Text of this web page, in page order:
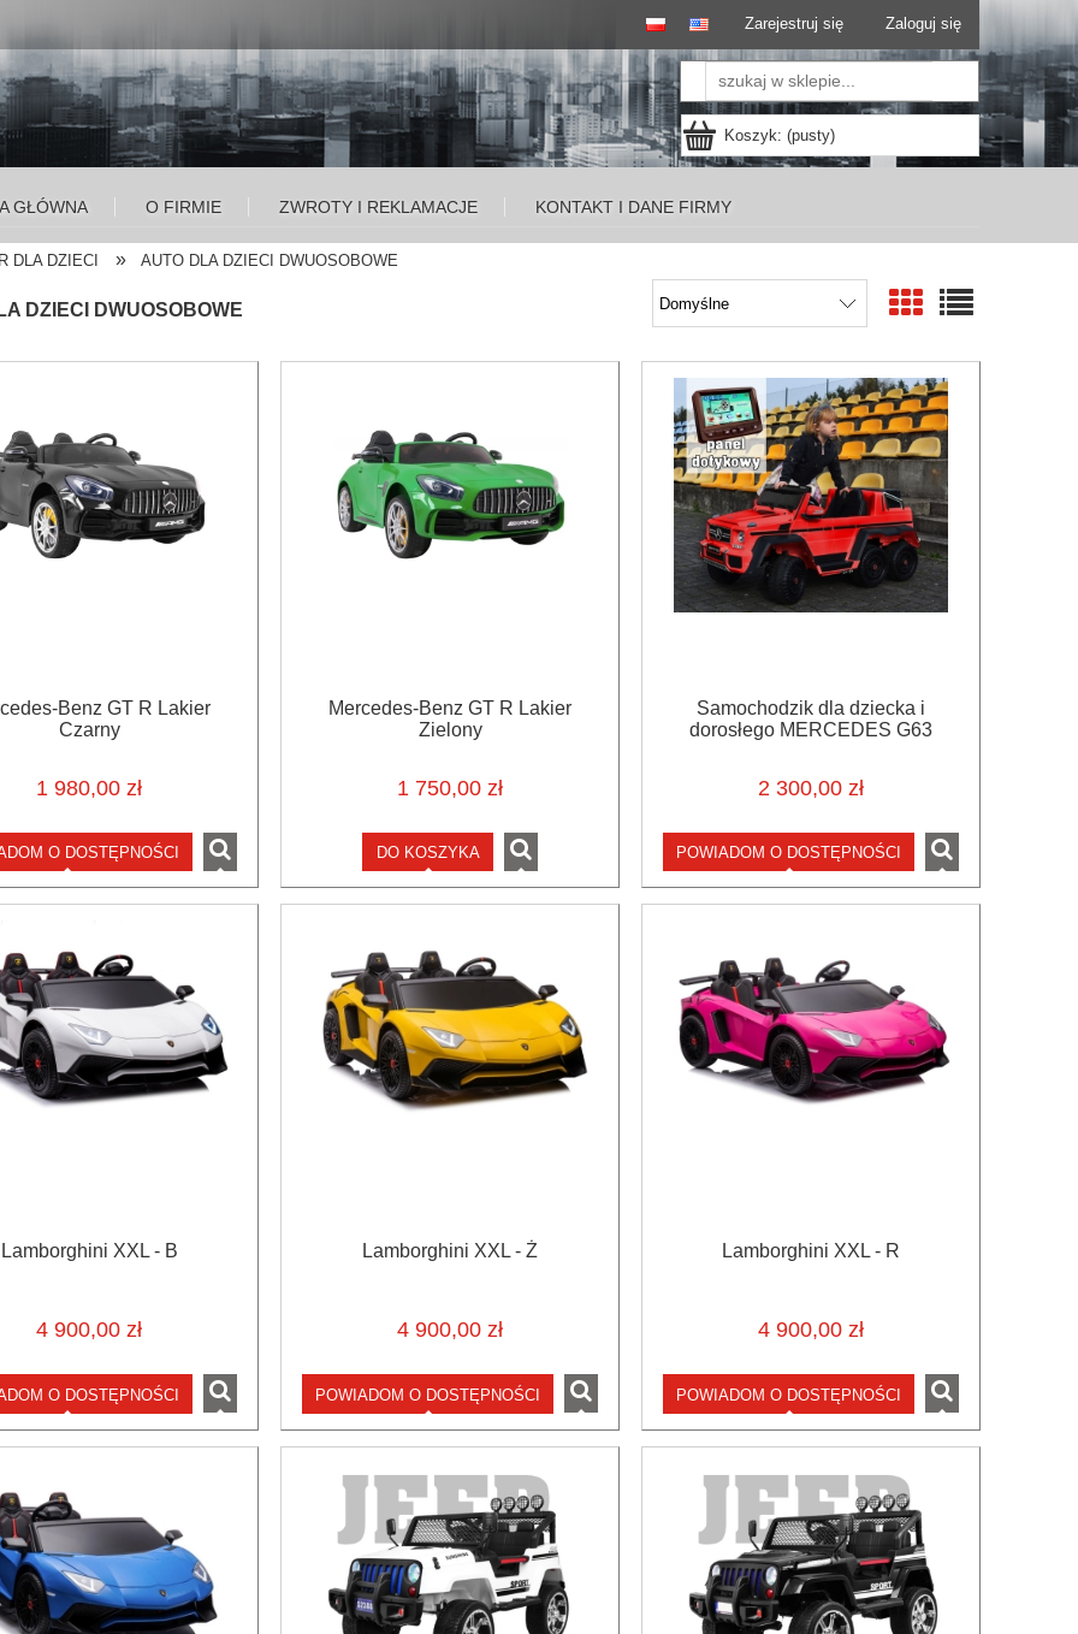
Zarejestruj się Zaloguj się
Koszyk: (pusty)
GŁÓWNA O FIRMIE ZWROTY I REKLAMACJE KONTAKT I DANE FIRMY
DLA DZIECI » AUTO DLA DZIECI DWUOSOBOWE
DZIECI DWUOSOBOWE
Benz GT R Lakier
Czarny
1 980,00 zł
O DOSTĘPNOŚCI
Mercedes-Benz GT R Lakier
Zielony
1 750,00 zł
DO KOSZYKA
Samochodzik dla dziecka i
dorosłego MERCEDES G63
2 300,00 zł
POWIADOM O DOSTĘPNOŚCI
Lamborghini XXL - B
4 900,00 zł
O DOSTĘPNOŚCI
Lamborghini XXL - Ż
4 900,00 zł
POWIADOM O DOSTĘPNOŚCI
Lamborghini XXL - R
4 900,00 zł
POWIADOM O DOSTĘPNOŚCI